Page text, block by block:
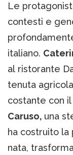
Le
contesti e
italiano.
al ristorante
tenuta
costante con
Caruso, una
ha costruito la
nata,